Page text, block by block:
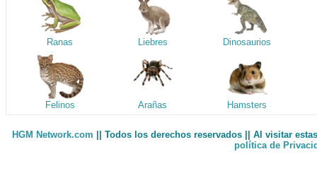
Ranas Liebres Dinosaurios
Felinos Arañas Hamsters
HGM Network.com || Todos los derechos reservados || Al visitar
política de